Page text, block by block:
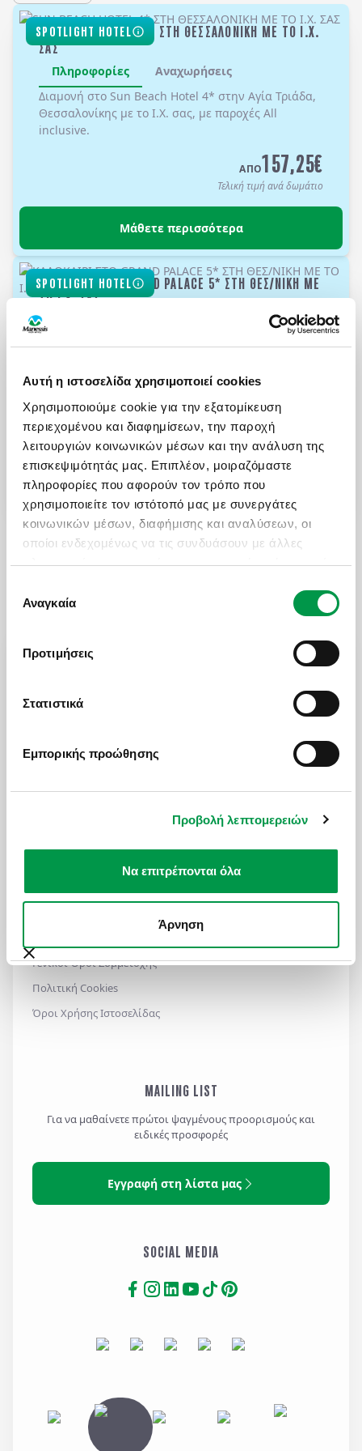
Αυτή η ιστοσελίδα χρησιμοποιεί cookies
Χρησιμοποιούμε cookie για την εξατομίκευση
περιεχομένου και διαφημίσεων, την παροχή
λειτουργιών κοινωνικών μέσων και την ανάλυση της
επισκεψιμότητάς μας. Επιπλέον, μοιραζόμαστε
πληροφορίες που αφορούν τον τρόπο που
χρησιμοποιείτε τον ιστότοπό μας με συνεργάτες
κοινωνικών μέσων, διαφήμισης και αναλύσεων, οι
οποίοι ενδεχομένως να τις συνδυάσουν με άλλες
πληροφορίες που τους έχετε παραχωρήσει ή τις οποίες
χρήση των υπηρεσιών τους.
συγκατάθεσης
Αναγκαία
Προτιμήσεις
Στατιστικά
Εμπορικής προώθησης
Προβολή λεπτομερειών
Να επιτρέπονται όλα
Άρνηση
SPOTLIGHT HOTEL
SUN BEACH HOTEL 4* ΣΤΗ ΘΕΣΣΑΛΟΝΙΚΗ ΜΕ ΤΟ Ι.Χ.
ΣΑΣ
Πληροφορίες
Αναχωρήσεις
Διαμονή στο Sun Beach Hotel 4* στην Αγία Τριάδα,
Θεσσαλονίκης με το Ι.Χ. σας, με παροχές All
inclusive.
ΑΠΟ157,25€
Τελική τιμή ανά δωμάτιο
Μάθετε περισσότερα
SPOTLIGHT HOTEL
ΚΑΛΟΚΑΙΡΙ ΣΤΟ GRAND PALACE 5* ΣΤΗ ΘΕΣ/ΝΙΚΗ ΜΕ
ΤΟ Ι.Χ. ΣΑΣ
Διαμονή στο GRAND HOTEL PALACE 5* στη
εκδρομές) με ημιδιατροφή.
ΑΠΟ
Τελική τιμή ανά δωμάτιο
Μάθετε περισσότερα
Σάββατο: 09:00 με 17:30
ΧΡΗΣΙΜΑ LINKS
Γενικοί Όροι Συμμετοχής
Πολιτική Cookies
Όροι Χρήσης Ιστοσελίδας
MAILING LIST
Για να μαθαίνετε πρώτοι ψαγμένους προορισμούς και
ειδικές προσφορές
Εγγραφή στη λίστα μας
SOCIAL MEDIA